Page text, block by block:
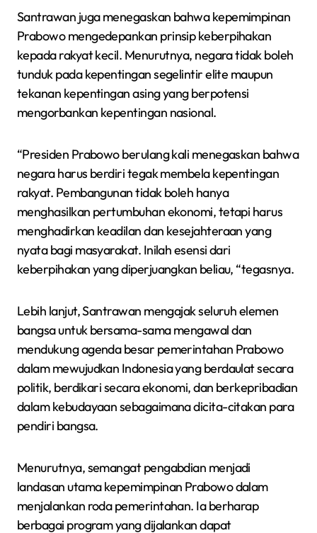
Santrawan juga menegaskan bahwa kepemimpinan
Prabowo mengedepankan prinsip keberpihakan
kepada rakyat kecil. Menurutnya, negara tidak boleh
tunduk pada kepentingan segelintir elite maupun
tekanan kepentingan asing yang berpotensi
mengorbankan kepentingan nasional.
“Presiden Prabowo berulang kali menegaskan bahwa
negara harus berdiri tegak membela kepentingan
rakyat. Pembangunan tidak boleh hanya
menghasilkan pertumbuhan ekonomi, tetapi harus
menghadirkan keadilan dan kesejahteraan yang
nyata bagi masyarakat. Inilah esensi dari
keberpihakan yang diperjuangkan beliau, “tegasnya.
Lebih lanjut, Santrawan mengajak seluruh elemen
bangsa untuk bersama-sama mengawal dan
mendukung agenda besar pemerintahan Prabowo
dalam mewujudkan Indonesia yang berdaulat secara
politik, berdikari secara ekonomi, dan berkepribadian
dalam kebudayaan sebagaimana dicita-citakan para
pendiri bangsa.
Menurutnya, semangat pengabdian menjadi
landasan utama kepemimpinan Prabowo dalam
menjalankan roda pemerintahan. Ia berharap
berbagai program yang dijalankan dapat